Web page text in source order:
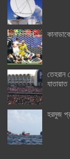
তেহরান
যাতায়াত
হরমুজ